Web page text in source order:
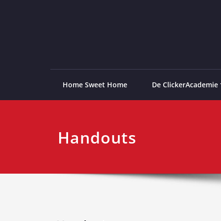
Home Sweet Home De ClickerAcademie
Handouts